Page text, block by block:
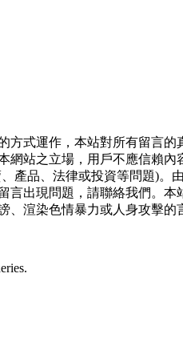
方式運作，本站對所有留言
網站之立場，用戶不應信賴
產品、法律或投資等問題)
言出現問題，請聯絡我們。
、渲染色情暴力或人身攻擊的
.